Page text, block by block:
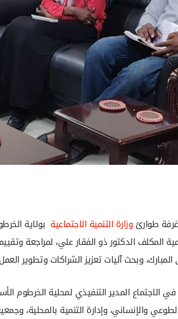
طوارئوزارة التنمية الاجتماعية بولاية
المكلف الدكتور ذو الفقار علي، لمراجعة
وبحث آليات تعزيز الشراكات وتطوير
الاجتماع المدير التنفيذي لمحلية الخرطوم
والإنساني، وإدارة التنمية بالمحلية،